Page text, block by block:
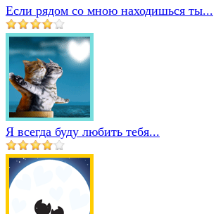
Если рядом со мною находишься ты...
Я всегда буду любить тебя...